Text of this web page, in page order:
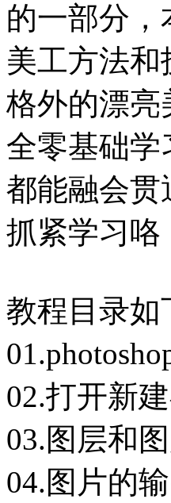
的一部分
美工方法
格外的漂亮
全零基础
都能融会贯
抓紧学习咯
教程目录如
02.打开新
03.图层和
04.图片的